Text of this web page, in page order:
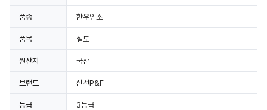
품종 한우암소
품목 설도
원산지 국산
브랜드 신선P&F
등급 3등급